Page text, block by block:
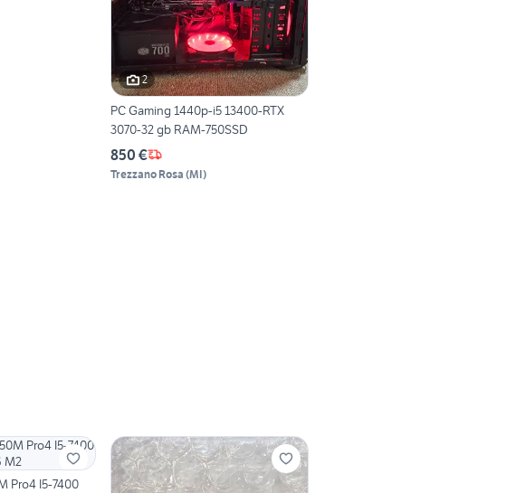
2
PC Gaming 1440p-i5 13400-RTX
3070-32 gb RAM-750SSD
850 €
Trezzano Rosa (MI)
Pro4 I5-7400